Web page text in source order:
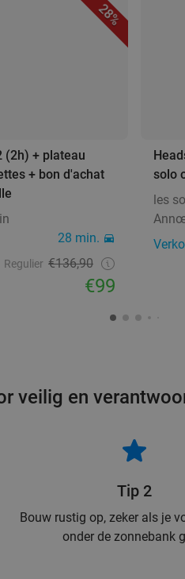
28%
(2h) + plateau
+ bon d'achat
28 min.
Regulier €136,90
€99
solo
les
veilig en
Tip 2
Bouw rustig op, zeker als je
onder de zonnebank